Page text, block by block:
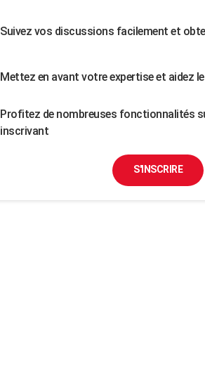
Suivez vos discussions facilement et
Mettez en avant votre expertise et aidez
Profitez de nombreuses fonctionnalités
inscrivant
S'INSCRIRE